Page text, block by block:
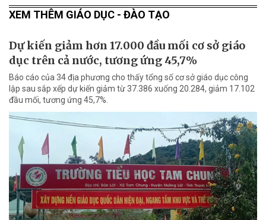
XEM THÊM GIÁO DỤC - ĐÀO TẠO
Dự kiến giảm hơn 17.000 đầu mối cơ sở giáo
dục trên cả nước, tương ứng 45,7%
Báo cáo của 34 địa phương cho thấy tổng số cơ sở giáo dục công
lập sau sắp xếp dự kiến giảm từ 37.386 xuống 20.284, giảm 17.102
đầu mối, tương ứng 45,7%.